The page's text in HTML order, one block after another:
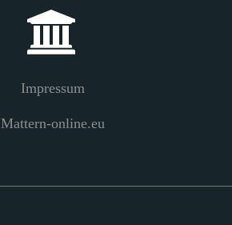
Impressum
Mattern-online.eu